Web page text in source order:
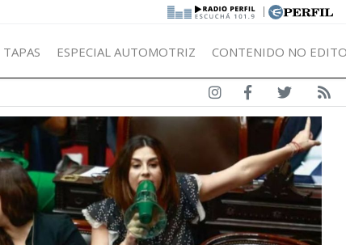
|
TAPAS ESPECIAL AUTOMOTRIZ CONTENIDO NO